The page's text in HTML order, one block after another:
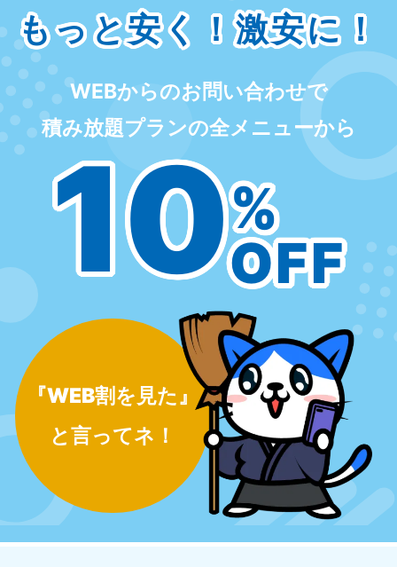
もっと安く！激安に！
WEBからのお問い合わせで
積み放題プランの全メニューから
10%
OFF
『WEB割を見た』
と言ってネ！